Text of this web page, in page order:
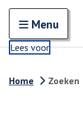
Open en
Menu
Lees voor
Home Zoeken